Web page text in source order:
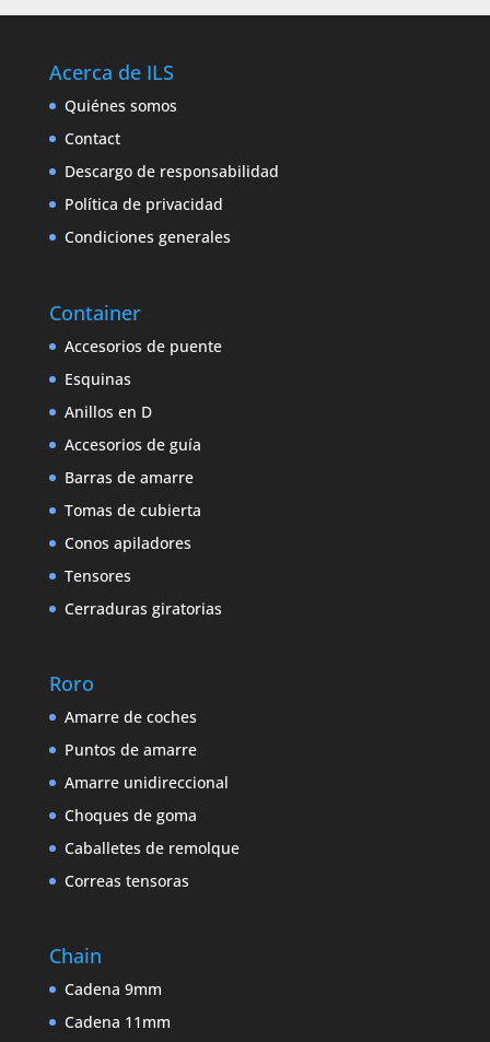
Acerca de ILS
Quiénes somos
Contact
Descargo de responsabilidad
Política de privacidad
Condiciones generales
Container
Accesorios de puente
Esquinas
Anillos en D
Accesorios de guía
Barras de amarre
Tomas de cubierta
Conos apiladores
Tensores
Cerraduras giratorias
Roro
Amarre de coches
Puntos de amarre
Amarre unidireccional
Choques de goma
Caballetes de remolque
Correas tensoras
Chain
Cadena 9mm
Cadena 11mm